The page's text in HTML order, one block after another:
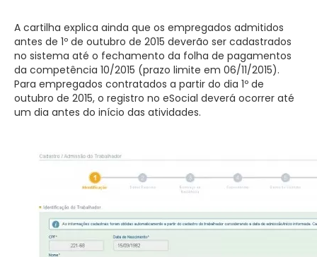
A cartilha explica ainda que os empregados admitidos
antes de 1º de outubro de 2015 deverão ser cadastrados
no sistema até o fechamento da folha de pagamentos
da competência 10/2015 (prazo limite em 06/11/2015).
Para empregados contratados a partir do dia 1º de
outubro de 2015, o registro no eSocial deverá ocorrer até
um dia antes do início das atividades.